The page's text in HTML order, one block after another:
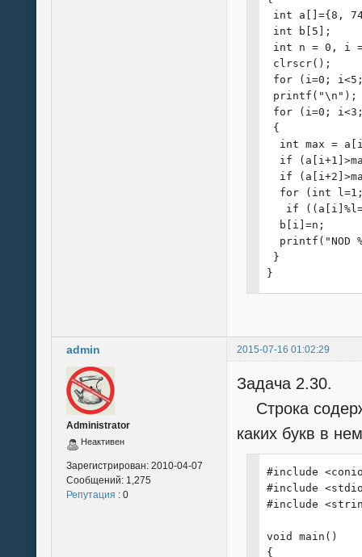
int a[]={8,
int b[5];
int n = 0, i
clrscr();
for (i=0;
printf("\n");
for (i=0;
{
int max =
if
if
for (int
if
  b[i]=n;
printf("NOD
}
}
admin 2015-07-16 01:02:29
Administrator
Неактивен
Зарегистрирован: 2010-04-07
Сообщений: 1,275
Репутация : 0
Задача 2.30.
Строка
каких букв в
#include
#include
#include
void main()
{